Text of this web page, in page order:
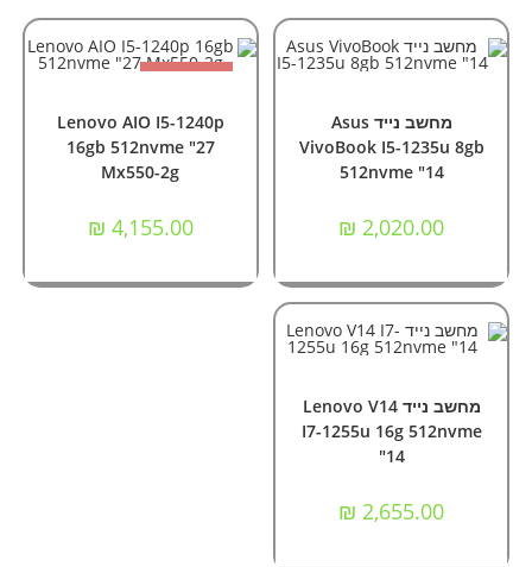
מחשב נייד Asus
VivoBook I5-1235u 8gb
512nvme "14
₪ 2,020.00
אזל המלאי
Lenovo AIO I5-1240p
16gb 512nvme "27
Mx550-2g
₪ 4,155.00
מחשב נייד Lenovo V14
I7-1255u 16g 512nvme
"14
₪ 2,655.00